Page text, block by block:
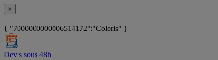
×
{ "7000000000006514172":"Coloris" }
Devis sous 48h